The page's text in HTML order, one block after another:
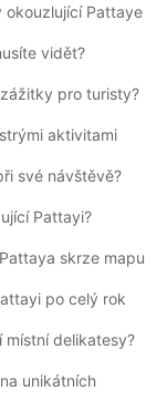
okouzlující Pattaye
vidět?
pro turisty?
aktivitami
své návštěvě?
Pattayi?
skrze mapu
po celý rok
místní delikatesy?
unikátních